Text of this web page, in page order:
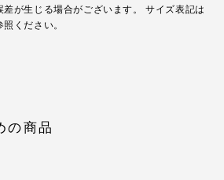
差が生じる場合がございます。 サイズ表記は
ください。
の商品